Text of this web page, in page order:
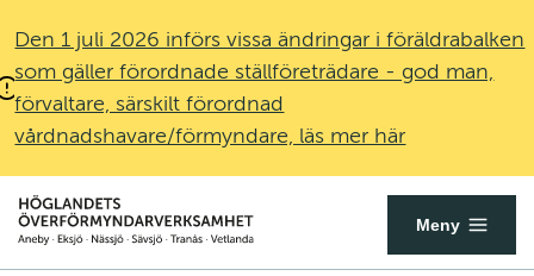
Den 1 juli 2026 införs vissa ändringar i föräldrabalken
som gäller förordnade ställföreträdare - god man,
förvaltare, särskilt förordnad
vårdnadshavare/förmyndare, läs mer här
Överförmyndare.se
mobilmenyn
Meny